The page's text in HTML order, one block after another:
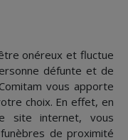
onéreux et fluctue
défunte et de
vous apporte
choix. En effet, en
site internet, vous
de proximité